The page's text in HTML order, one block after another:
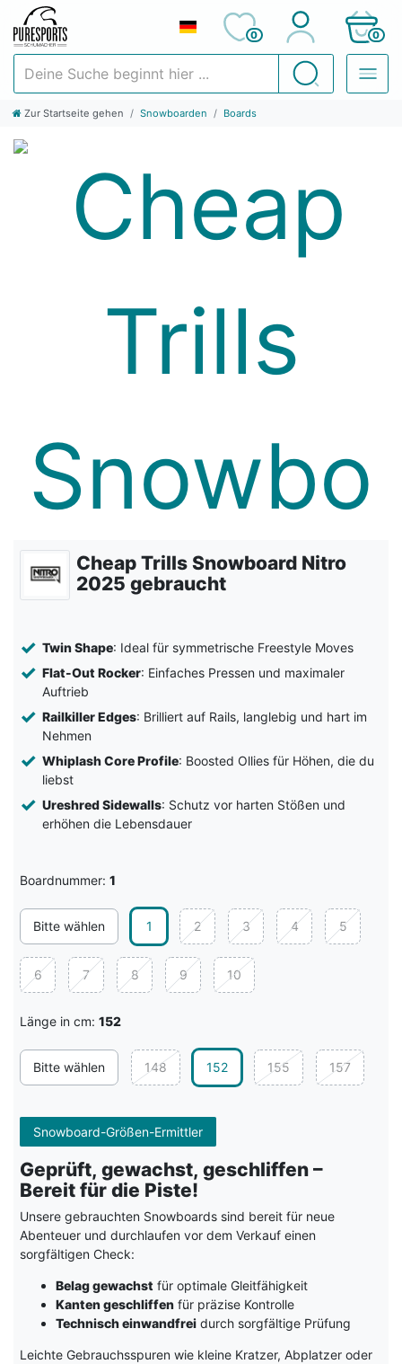
Suchen
0 0
Zur Startseite gehen Snowboarden Boards
Cheap Trills Snowboard Nitro
2025 gebraucht
Twin Shape: Ideal für symmetrische Freestyle Moves
Flat-Out Rocker: Einfaches Pressen und maximaler
Auftrieb
Railkiller Edges: Brilliert auf Rails, langlebig und hart im
Nehmen
Whiplash Core Profile: Boosted Ollies für Höhen, die du
liebst
Ureshred Sidewalls: Schutz vor harten Stößen und
erhöhen die Lebensdauer
Boardnummer: 1
Bitte wählen 1 2 3 4 5
6 7 8 9 10
Länge in cm: 152
Bitte wählen 148 152 155 157
Snowboard-Größen-Ermittler
Geprüft, gewachst, geschliffen –
Bereit für die Piste!
Unsere gebrauchten Snowboards sind bereit für neue
Abenteuer und durchlaufen vor dem Verkauf einen
sorgfältigen Check:
Belag gewachst für optimale Gleitfähigkeit
Kanten geschliffen für präzise Kontrolle
Technisch einwandfrei durch sorgfältige Prüfung
Leichte Gebrauchsspuren wie kleine Kratzer, Abplatzer oder